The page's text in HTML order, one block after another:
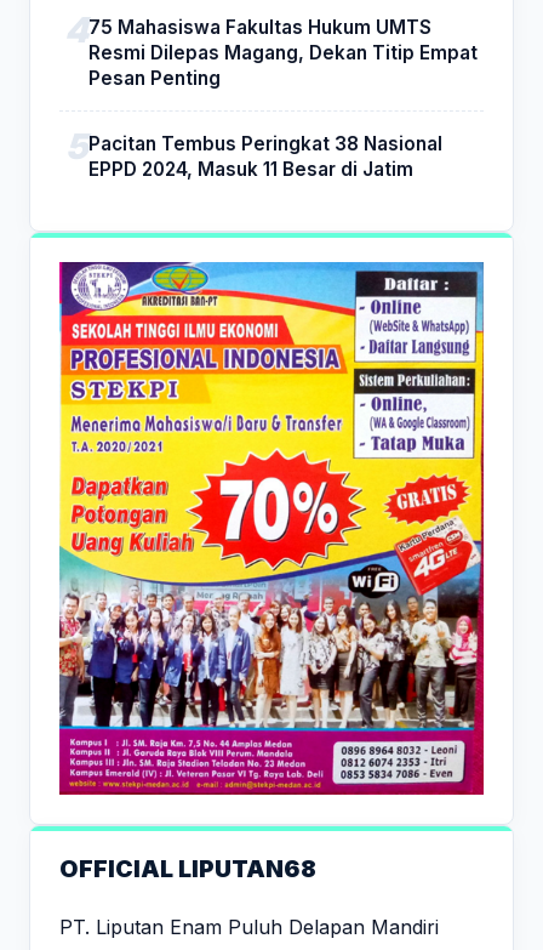
75 Mahasiswa Fakultas Hukum UMTS
Resmi Dilepas Magang, Dekan Titip Empat
Pesan Penting
Pacitan Tembus Peringkat 38 Nasional
EPPD 2024, Masuk 11 Besar di Jatim
OFFICIAL LIPUTAN68
PT. Liputan Enam Puluh Delapan Mandiri